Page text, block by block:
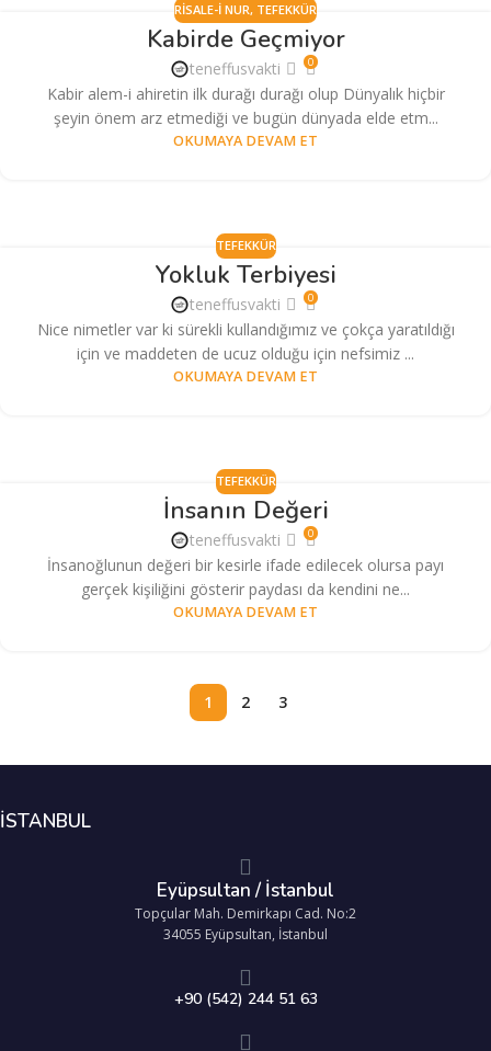
RISALE-I NUR, TEFEKKÜR
Kabirde Geçmiyor
teneffusvakti 0
Kabir alem-i ahiretin ilk durağı durağı olup Dünyalık hiçbir
şeyin önem arz etmediği ve bugün dünyada elde etm...
OKUMAYA DEVAM ET
TEFEKKÜR
Yokluk Terbiyesi
teneffusvakti 0
Nice nimetler var ki sürekli kullandığımız ve çokça yaratıldığı
için ve maddeten de ucuz olduğu için nefsimiz ...
OKUMAYA DEVAM ET
TEFEKKÜR
İnsanın Değeri
teneffusvakti 0
İnsanoğlunun değeri bir kesirle ifade edilecek olursa payı
gerçek kişiliğini gösterir paydası da kendini ne...
OKUMAYA DEVAM ET
1 2 3
İSTANBUL
Eyüpsultan / İstanbul
Topçular Mah. Demirkapı Cad. No:2
34055 Eyüpsultan, İstanbul
+90 (542) 244 51 63